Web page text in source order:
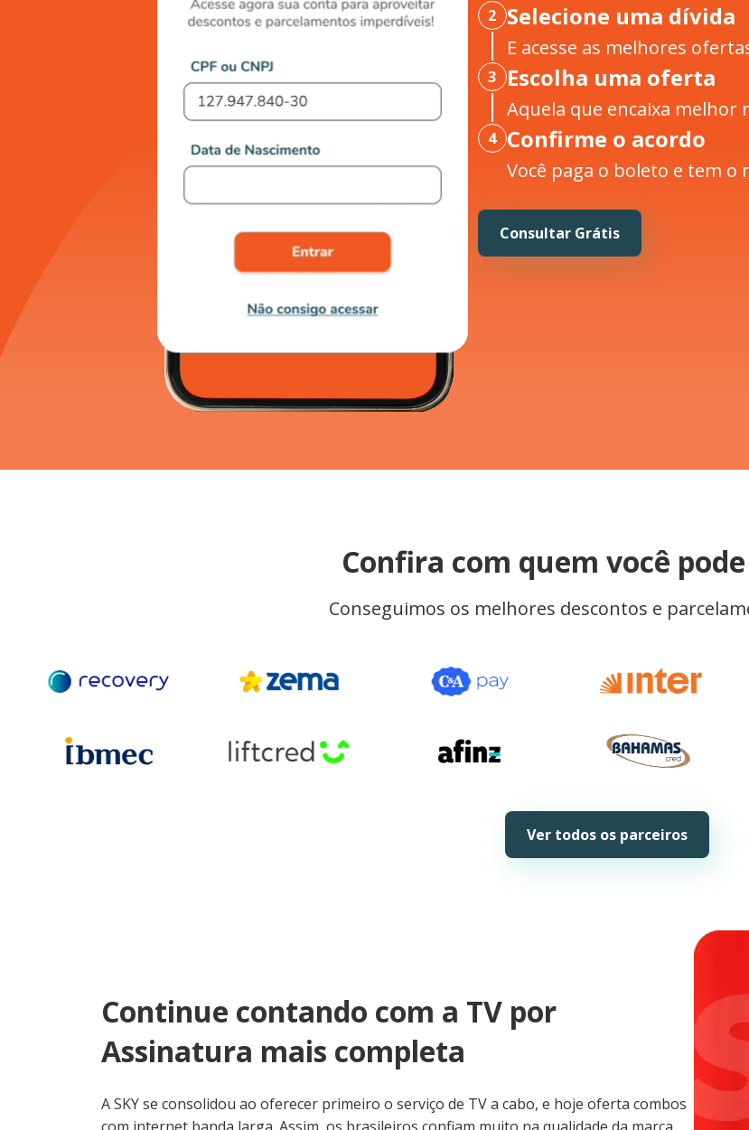
2 Selecione uma dívida
E acesse as melhores
3 Escolha uma oferta
Aquela que encaixa melhor
4 Confirme o acordo
Você paga o boleto e tem
Consultar Grátis
Confira com quem você
Conseguimos os melhores descontos e
Ver todos os parceiros
Continue contando com a TV por
Assinatura mais completa
A SKY se consolidou ao oferecer primeiro o serviço de TV a cabo, e hoje oferta combos
com internet banda larga. Assim, os brasileiros confiam muito na qualidade da marca,